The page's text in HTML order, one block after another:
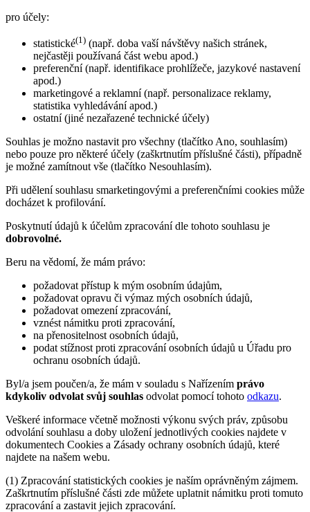
pro účely:
statistické(1) (např. doba vaší návštěvy našich stránek,
nejčastěji používaná část webu apod.)
preferenční (např. identifikace prohlížeče, jazykové nastavení
apod.)
marketingové a reklamní (např. personalizace reklamy,
statistika vyhledávání apod.)
ostatní (jiné nezařazené technické účely)
Souhlas je možno nastavit pro všechny (tlačítko Ano, souhlasím)
nebo pouze pro některé účely (zaškrtnutím příslušné části), případně
je možné zamítnout vše (tlačítko Nesouhlasím).
Při udělení souhlasu smarketingovými a preferenčními cookies může
docházet k profilování.
Poskytnutí údajů k účelům zpracování dle tohoto souhlasu je
dobrovolné.
Beru na vědomí, že mám právo:
požadovat přístup k mým osobním údajům,
požadovat opravu či výmaz mých osobních údajů,
požadovat omezení zpracování,
vznést námitku proti zpracování,
na přenositelnost osobních údajů,
podat stížnost proti zpracování osobních údajů u Úřadu pro
ochranu osobních údajů.
Byl/a jsem poučen/a, že mám v souladu s Nařízením právo
kdykoliv odvolat svůj souhlas odvolat pomocí tohoto odkazu.
Veškeré informace včetně možnosti výkonu svých práv, způsobu
odvolání souhlasu a doby uložení jednotlivých cookies najdete v
dokumentech Cookies a Zásady ochrany osobních údajů, které
najdete na našem webu.
(1) Zpracování statistických cookies je naším oprávněným zájmem.
Zaškrtnutím příslušné části zde můžete uplatnit námitku proti tomuto
zpracování a zastavit jejich zpracování.